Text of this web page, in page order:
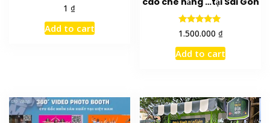
Rated
5.00
out of 5
1 ₫
Add to cart
Rated
5.00
out of 5
1.500.000 ₫
Add to cart